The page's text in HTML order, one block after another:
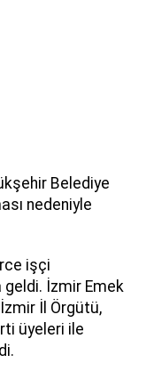
Belediye
nedeniyle
işçi
geldi. İzmir Emek
İl Örgütü,
üyeleri ile